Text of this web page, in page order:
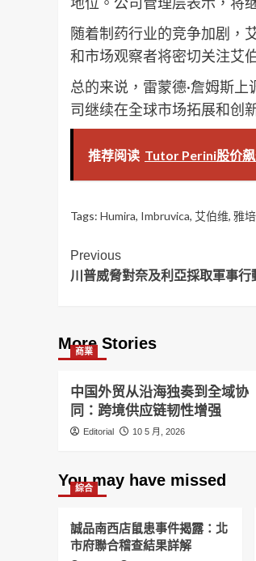
随着制药行业的竞争加剧，
和市场观察者将密切关注艾
总的来说，雷蒙德·詹姆斯
司继续在全球市场拓展和创
推荐阅读 Tutor Perini股价
Tags: Humira, Imbruvica, 艾伯维, 雅
Post
Navigation
Previous
川普威脅對奈及利亞採取軍事行
More Stories
商業
中国外贸从沿海独奏到全域协
同：跨境供应链韧性增强
Editorial 10 5 月, 2026
You may have missed
綜合
誠品南西店鼠患事件揭露：北
市府聯合稽查結果詳解